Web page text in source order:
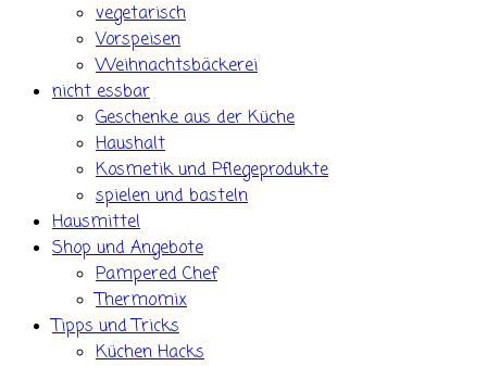
vegetarisch
Vorspeisen
Weihnachtsbäckerei
nicht essbar
Geschenke aus der Küche
Haushalt
Kosmetik und Pflegeprodukte
spielen und basteln
Hausmittel
Shop und Angebote
Pampered Chef
Thermomix
Tipps und Tricks
Küchen Hacks